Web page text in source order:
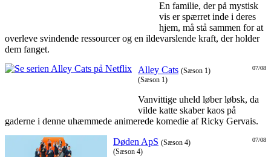
En familie, der på mystisk
vis er spærret inde i deres
hjem, må stå sammen for at
overleve svindende ressourcer og en ildevarslende kraft, der holder
dem fanget.
07/08
Alley Cats (Sæson 1)
(Sæson 1)
Vanvittige uheld løber løbsk, da
vilde katte skaber kaos på
gaderne i denne uhæmmede animerede komedie af Ricky Gervais.
07/08
Døden ApS (Sæson 4)
(Sæson 4)